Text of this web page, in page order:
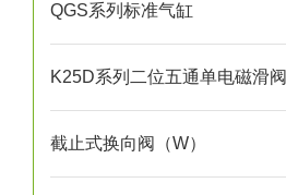
QGS系列标准气缸
K25D系列二位五通单电磁滑阀
截止式换向阀（W）